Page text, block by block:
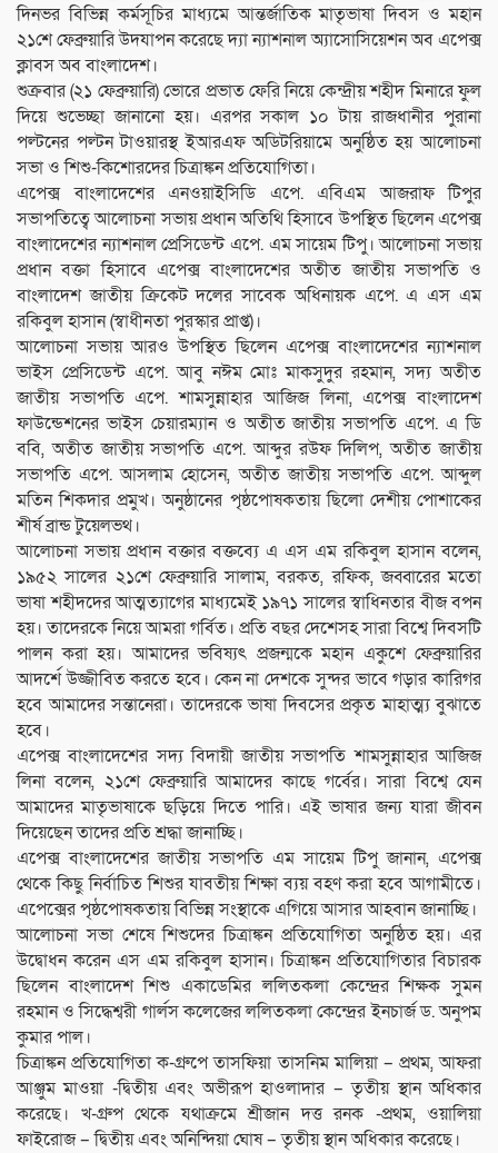
দিনভর বিভিন্ন কর্মসূচির মাধ‍্যমে আন্তর্জাতিক মাতৃভাষা দিবস ও মহান
২১শে ফেব্রুয়ারি উদযাপন করেছে দ‍্যা ন‍্যাশনাল অ‍্যাসোসিয়েশন অব এপেক্স
ক্লাবস অব বাংলাদেশ।
শুক্রবার (২১ ফেব্রুয়ারি) ভোরে প্রভাত ফেরি নিয়ে কেন্দ্রীয় শহীদ মিনারে ফুল
দিয়ে শুভেচ্ছা জানানো হয়। এরপর সকাল ১০ টায় রাজধানীর পুরানা
পল্টনের পল্টন টাওয়ারস্থ ইআরএফ অডিটরিয়ামে অনুষ্ঠিত হয় আলোচনা
সভা ও শিশু-কিশোরদের চিত্রাঙ্কন প্রতিযোগিতা।
এপেক্স বাংলাদেশের এনওয়াইসিডি এপে. এবিএম আজরাফ টিপুর
সভাপতিত্বে আলোচনা সভায় প্রধান অতিথি হিসাবে উপস্থিত ছিলেন এপেক্স
বাংলাদেশের ন‍্যাশনাল প্রেসিডেন্ট এপে. এম সায়েম টিপু। আলোচনা সভায়
প্রধান বক্তা হিসাবে এপেক্স বাংলাদেশের অতীত জাতীয় সভাপতি ও
বাংলাদেশ জাতীয় ক্রিকেট দলের সাবেক অধিনায়ক এপে. এ এস এম
রকিবুল হাসান (স্বাধীনতা পুরস্কার প্রাপ্ত)।
আলোচনা সভায় আরও উপস্থিত ছিলেন এপেক্স বাংলাদেশের ন‍্যাশনাল
ভাইস প্রেসিডেন্ট এপে. আবু ন‌ঈম মোঃ মাকসুদুর রহমান, সদ‍্য অতীত
জাতীয় সভাপতি এপে. শামসুন্নাহার আজিজ লিনা, এপেক্স বাংলাদেশ
ফাউন্ডেশনের ভাইস চেয়ারম্যান ও অতীত জাতীয় সভাপতি এপে. এ ডি
ববি, অতীত জাতীয় সভাপতি এপে. আব্দুর রউফ দিলিপ, অতীত জাতীয়
সভাপতি এপে. আসলাম হোসেন, অতীত জাতীয় সভাপতি এপে. আব্দুল
মতিন শিকদার প্রমুখ। অনুষ্ঠানের পৃষ্ঠপোষকতায় ছিলো দেশীয় পোশাকের
শীর্ষ ব্রান্ড টুয়েলভথ।
আলোচনা সভায় প্রধান বক্তার বক্তব‍্যে এ এস এম রকিবুল হাসান বলেন,
১৯৫২ সালের ২১শে ফেব্রুয়ারি সালাম, বরকত, রফিক, জব্বারের মতো
ভাষা শহীদদের আত্মত্যাগের মাধ‍্যমেই ১৯৭১ সালের স্বাধিনতার বীজ বপন
হয়। তাদেরকে নিয়ে আমরা গর্বিত। প্রতি বছর দেশেসহ সারা বিশ্বে দিবসটি
পালন করা হয়। আমাদের ভবিষ্যৎ প্রজন্মকে মহান একুশে ফেব্রুয়ারির
আদর্শে উজ্জীবিত করতে হবে। কেন না দেশকে সুন্দর ভাবে গড়ার কারিগর
হবে আমাদের সন্তানেরা। তাদেরকে ভাষা দিবসের প্রকৃত মাহাত্ম্য বুঝাতে
হবে।
এপেক্স বাংলাদেশের সদ‍্য বিদায়ী জাতীয় সভাপতি শামসুন্নাহার আজিজ
লিনা বলেন, ২১শে ফ‍েব্রুয়ারি আমাদের কাছে গর্বের। সারা বিশ্বে যেন
আমাদের মাতৃভাষাকে ছড়িয়ে দিতে পারি। এই ভাষার জন‍্য যারা জীবন
দিয়েছেন তাদের প্রতি শ্রদ্ধা জানাচ্ছি।
এপেক্স বাংলাদেশের জাতীয় সভাপতি এম সায়েম টিপু জানান, এপেক্স
থেকে কিছু নির্বাচিত শিশুর যাবতীয় শিক্ষা ব‍্যয় বহণ করা হবে আগামীতে।
এপেক্সের পৃষ্ঠপোষকতায় বিভিন্ন সংস্থাকে এগিয়ে আসার আহবান জানাচ্ছি।
আলোচনা সভা শেষে শিশুদের চিত্রাঙ্কন প্রতিযোগিতা অনুষ্ঠিত হয়। এর
উদ্বোধন করেন এস এম রকিবুল হাসান। চিত্রাঙ্কন প্রতিযোগিতার বিচারক
ছিলেন বাংলাদেশ শিশু একাডেমির ললিতকলা কেন্দ্রের শিক্ষক সুমন
রহমান ও সিদ্ধেশ্বরী গার্লস কলেজের ললিতকলা কেন্দ্রের ইনচার্জ ড. অনুপম
কুমার পাল।
চিত্রাঙ্কন প্রতিযোগিতা ক-গ্ৰুপে তাসফিয়া তাসনিম মালিয়া – প্রথম, আফরা
আঞ্জুম মাওয়া -দ্বিতীয় এবং অভীরূপ হাওলাদার – তৃতীয় স্থান অধিকার
করেছে। খ-গ্রুপ থেকে যথাক্রমে শ্রীজান দত্ত রনক -প্রথম, ওয়ালিয়া
ফাইরোজ – দ্বিতীয় এবং অনিন্দিয়া ঘোষ – তৃতীয় স্থান অধিকার করেছে।